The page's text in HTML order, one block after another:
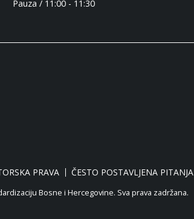
Pauza / 11:00 - 11:30
PRAVA ČESTO POSTAVLJENA PITANJA
Bosne i Hercegovine. Sva prava zadržana.